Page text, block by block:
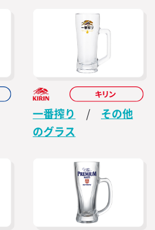
一番搾り /
その他
のグラス